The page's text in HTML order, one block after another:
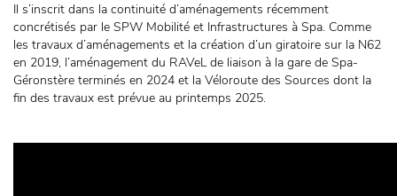
Il s’inscrit dans la continuité d’aménagements récemment
concrétisés par le SPW Mobilité et Infrastructures à Spa. Comme
les travaux d’aménagements et la création d’un giratoire sur la N62
en 2019, l’aménagement du RAVeL de liaison à la gare de Spa-
Géronstère terminés en 2024 et la Véloroute des Sources dont la
fin des travaux est prévue au printemps 2025.